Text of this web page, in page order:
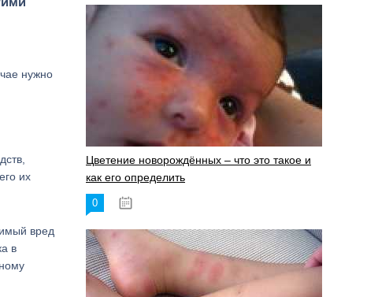
нужно
их
вред
в
Цветение новорождённых – что это такое и
как его определить
0